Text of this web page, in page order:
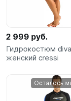
2 999 руб.
Гидрокостюм
женский cressi
Осталось